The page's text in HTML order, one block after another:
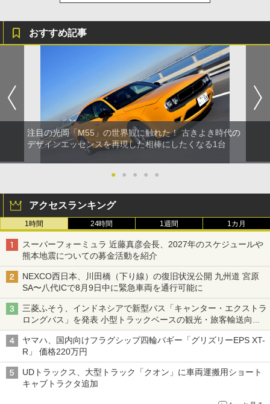
おすすめ記事
注目の光岡「M55」の世界観に触れた！ 古きよき時代の
デザインエッセンスを再現した相棒にしたくなる1台
● ● ● ● ●
アクセスランキング
1時間 24時間 1週間 1カ月
スーパーフォーミュラ 近藤真彦会長、2027年のスケジュールや
熊本地震についての募金活動を紹介
NEXCO西日本、川田橋（下り線）の復旧状況公開 九州道 宮原
SA〜八代ICで8月9日中に緊急車両を通行可能に
三菱ふそう、インドネシアで新型バス「キャンター・エクストラ
ロングバス」を発表 小型トラックベースの観光・旅客輸送向け
バス
ヤマハ、国内向けフラグシップ四輪バギー「グリズリーEPS XT-
R」 価格220万円
UDトラックス、大型トラック「クオン」に車両運搬用ショート
キャブトラクタ追加